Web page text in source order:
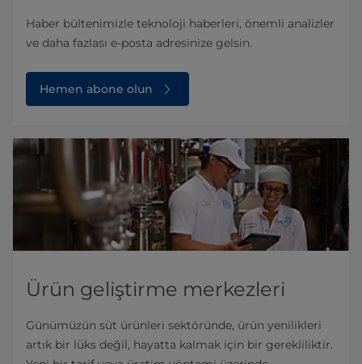
Haber bültenimizle teknoloji haberleri, önemli analizler
ve daha fazlası e-posta adresinize gelsin.
Hemen abone olun
Ürün geliştirme merkezleri
Günümüzün süt ürünleri sektöründe, ürün yenilikleri
artık bir lüks değil, hayatta kalmak için bir gerekliliktir.